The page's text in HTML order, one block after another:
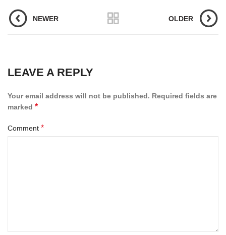
NEWER OLDER
LEAVE A REPLY
Your email address will not be published. Required fields are
marked *
Comment *